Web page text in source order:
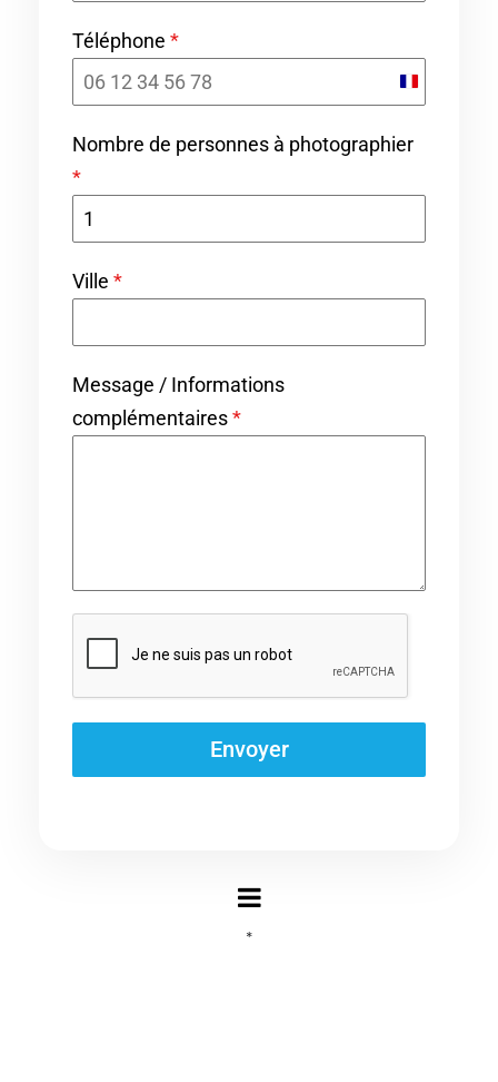
Téléphone *
F
n
+
3
Nombre de personnes à photographier
*
Ville *
Message / Informations
complémentaires*
Envoyer
*